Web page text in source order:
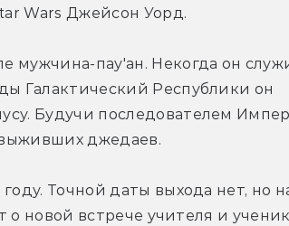
Wars Джейсон Уорд.
мужчина-пау'ан. Некогда он
Галактический Республики он
Будучи последователем
джедаев.
Точной даты выхода нет, но
о новой встрече учителя и